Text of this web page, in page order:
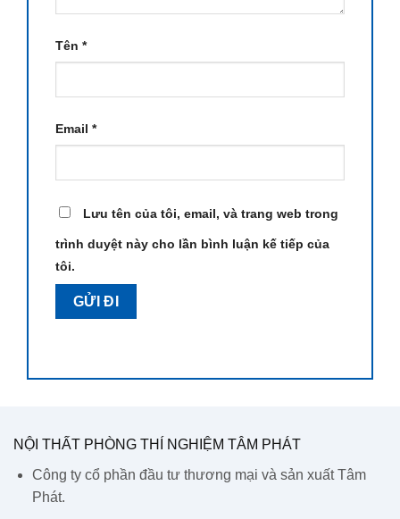
Tên *
Email *
Lưu tên của tôi, email, và trang web trong
trình duyệt này cho lần bình luận kế tiếp của
tôi.
NỘI THẤT PHÒNG THÍ NGHIỆM TÂM PHÁT
Công ty cổ phần đầu tư thương mại và sản xuất Tâm
Phát.